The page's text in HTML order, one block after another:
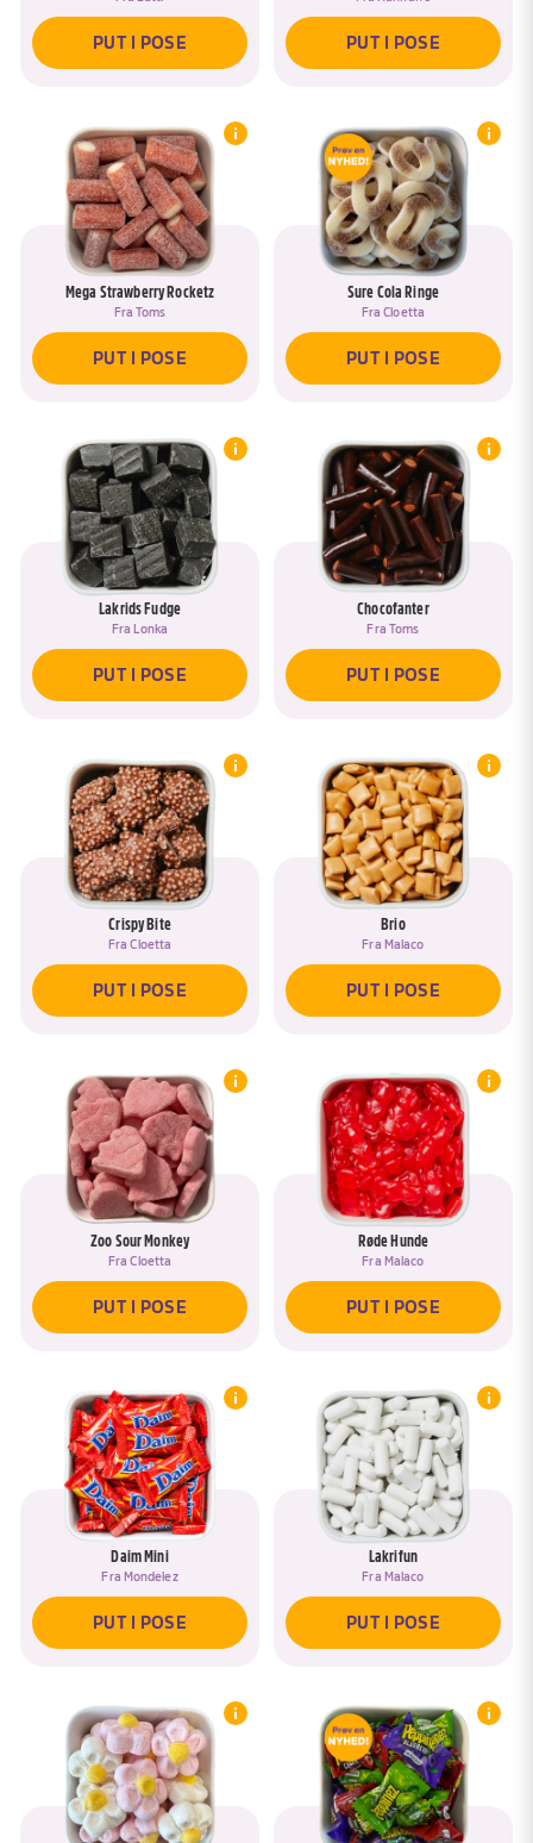
PUT I POSE PUT I POSE
Mega Strawberry Rocketz
Fra Toms
PUT I POSE
Sure Cola Ringe
FraCloetta
PUT I POSE
Lakrids Fudge
Fra Lonka
PUT I POSE
Chocofanter
Fra Toms
PUT I POSE
Crispy Bite
FraCloetta
PUT I POSE
Brio
Fra Malaco
PUT I POSE
Zoo Sour Monkey
FraCloetta
PUT I POSE
Røde Hunde
Fra Malaco
PUT I POSE
Daim Mini
Fra Mondelez
PUT I POSE
Lakrifun
Fra Malaco
PUT I POSE